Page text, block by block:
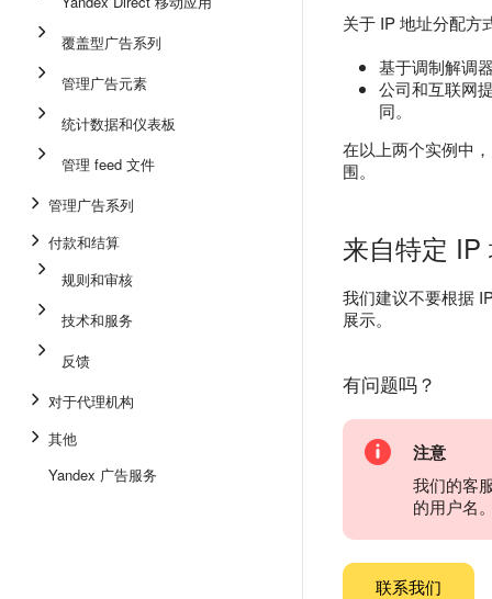
覆盖型广告系列
管理广告元素
统计数据和仪表板
管理 feed 文件
管理广告系列
付款和结算
规则和审核
技术和服务
反馈
对于代理机构
其他
Yandex 广告服务
关于 IP 地址分配方
基于调制解调
公司和互联网
同。
在以上两个实例中
围。
来自特定 IP
我们建议不要根据
展示。
有问题吗？
注意
我们的客
的用户名
联系我们